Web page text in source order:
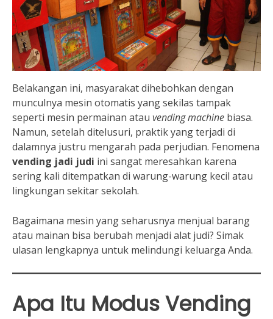
Belakangan ini, masyarakat dihebohkan dengan
munculnya mesin otomatis yang sekilas tampak
seperti mesin permainan atau vending machine biasa.
Namun, setelah ditelusuri, praktik yang terjadi di
dalamnya justru mengarah pada perjudian. Fenomena
vending jadi judi ini sangat meresahkan karena
sering kali ditempatkan di warung-warung kecil atau
lingkungan sekitar sekolah.
Bagaimana mesin yang seharusnya menjual barang
atau mainan bisa berubah menjadi alat judi? Simak
ulasan lengkapnya untuk melindungi keluarga Anda.
Apa Itu Modus Vending